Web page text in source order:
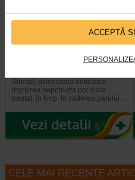
ACCEPTĂ
GH3 Derma + Sampon
anticadere, 200 ml…
Stresul, alimentatia deficitara,
ingrijirea nepotrivita pot duce
treptat, in timp, la caderea parului…
CELE MAI RECENTE